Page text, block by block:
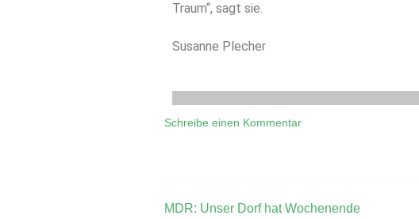
Traum“, sagt sie.
Susanne Plecher
Schreibe einen Kommentar
MDR: Unser Dorf hat Wochenende